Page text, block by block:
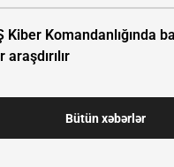
Kiber Komandanlığında
Bütün xəbərlər